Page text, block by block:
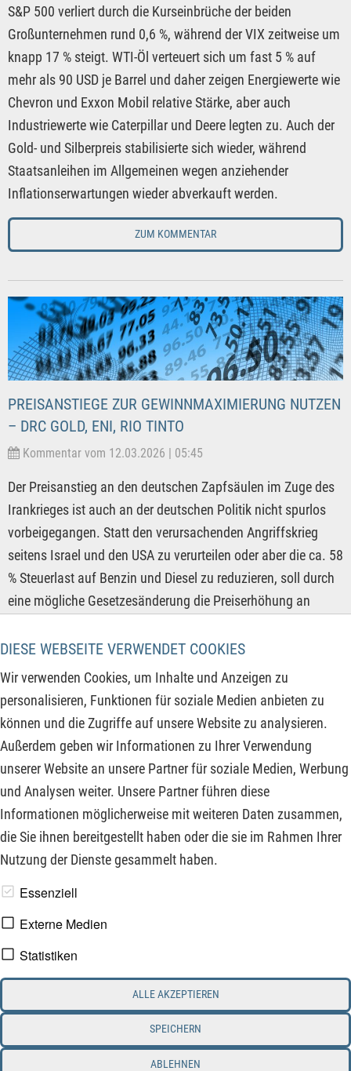
DIESE WEBSEITE VERWENDET COOKIES
Wir verwenden Cookies, um Inhalte und Anzeigen zu
personalisieren, Funktionen für soziale Medien anbieten zu
können und die Zugriffe auf unsere Website zu analysieren.
Außerdem geben wir Informationen zu Ihrer Verwendung
unserer Website an unsere Partner für soziale Medien, Werbung
und Analysen weiter. Unsere Partner führen diese
Informationen möglicherweise mit weiteren Daten zusammen,
die Sie ihnen bereitgestellt haben oder die sie im Rahmen Ihrer
Nutzung der Dienste gesammelt haben.
Essenziell
Externe Medien
Statistiken
ALLE AKZEPTIEREN
SPEICHERN
ABLEHNEN
S&P 500 verliert durch die Kurseinbrüche der beiden
Großunternehmen rund 0,6 %, während der VIX zeitweise um
knapp 17 % steigt. WTI-Öl verteuert sich um fast 5 % auf
mehr als 90 USD je Barrel und daher zeigen Energiewerte wie
Chevron und Exxon Mobil relative Stärke, aber auch
Industriewerte wie Caterpillar und Deere legten zu. Auch der
Gold- und Silberpreis stabilisierte sich wieder, während
Staatsanleihen im Allgemeinen wegen anziehender
Inflationserwartungen wieder abverkauft werden.
ZUM KOMMENTAR
PREISANSTIEGE ZUR GEWINNMAXIMIERUNG NUTZEN
– DRC GOLD, ENI, RIO TINTO
Kommentar vom 12.03.2026 | 05:45
Der Preisanstieg an den deutschen Zapfsäulen im Zuge des
Irankrieges ist auch an der deutschen Politik nicht spurlos
vorbeigegangen. Statt den verursachenden Angriffskrieg
seitens Israel und den USA zu verurteilen oder aber die ca. 58
% Steuerlast auf Benzin und Diesel zu reduzieren, soll durch
eine mögliche Gesetzesänderung die Preiserhöhung an
werden. Damit wird das eigentliche Problem seitens der
Politik nur kosmetisch bearbeitet, wie so oft aber nicht
behoben. Unabhängig davon kommen die
Rohstoffproduzenten durch ein wachsendes Angebotsdefizit
zunehmend in die Preissetzungsmacht und nutzen dies
bereits unterschiedlich stark. Daher lohnt ein Blick auf
folgende Rohstoffunternehmen:
www.derfinanzinvestor.de - © 2026 - Die Publikation für
Datenschutz
Interessenskonflikt & Risikohinweis
Nutzungsbedingungen